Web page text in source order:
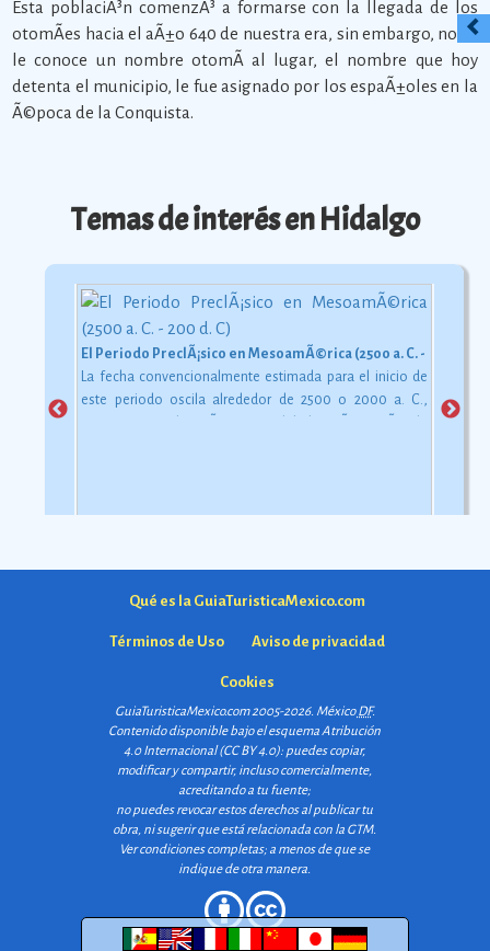
Esta poblaciÃ³n comenzÃ³ a formarse con la llegada de los
otomÃ­es hacia el aÃ±o 640 de nuestra era, sin embargo, no se
le conoce un nombre otomÃ­ al lugar, el nombre que hoy
detenta el municipio, le fue asignado por los espaÃ±oles en la
Ã©poca de la Conquista.
Temas de interés en Hidalgo
El Periodo PreclÃ¡sico en MesoamÃ©rica (2500 a. C. - 200 d. C)
La fecha convencionalmente estimada para el inicio de
este periodo oscila alrededor de 2500 o 2000 a. C.,
Qué es la GuiaTuristicaMexico.com
Términos de Uso Aviso de privacidad
Cookies
GuiaTuristicaMexico.com 2005-2026. MéxicoDF.
Contenido disponible bajo el esquemaAtribución
4.0 Internacional (CC BY 4.0): puedes copiar,
modificar y compartir, incluso comercialmente,
acreditando a tu fuente;
no puedes revocar estos derechos al publicar tu
obra, ni sugerir que está relacionada con la GTM.
Ver condiciones completas; a menos de que se
indique de otra manera.